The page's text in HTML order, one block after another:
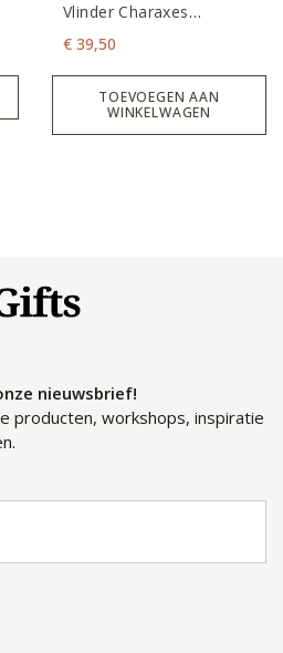
Vlinder Charaxes
Subornatus
€ 39,50
TOEVOEGEN AAN
WINKELWAGEN
nieuwsbrief!
producten, workshops, inspiratie